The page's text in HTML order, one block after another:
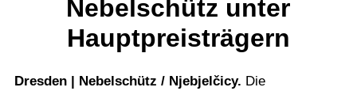
Gesellschaft
Wirtschaft
Nebelschütz unter
Hauptpreisträgern
Dresden | Nebelschütz / Njebjelčicy. Die